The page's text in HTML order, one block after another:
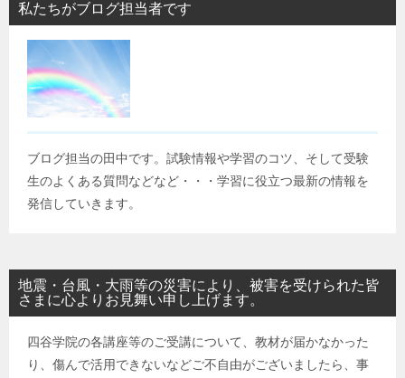
私たちがブログ担当者です
ブログ担当の田中です。試験情報や学習のコツ、そして受験
生のよくある質問などなど・・・学習に役立つ最新の情報を
発信していきます。
地震・台風・大雨等の災害により、被害を受けられた皆
さまに心よりお見舞い申し上げます。
四谷学院の各講座等のご受講について、教材が届かなかった
り、傷んで活用できないなどご不自由がございましたら、事